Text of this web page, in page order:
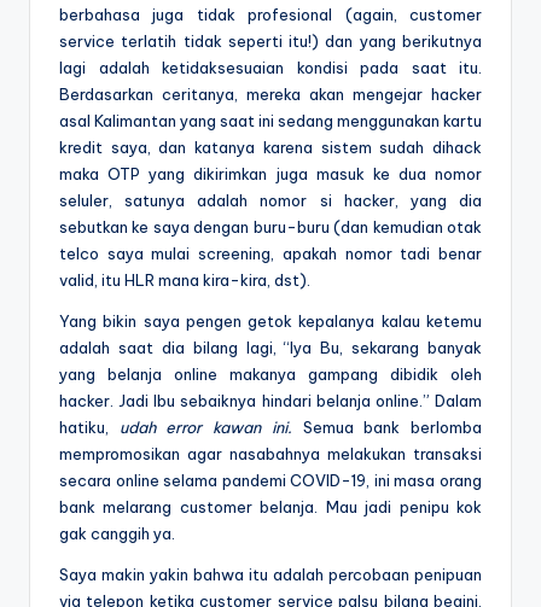
berbahasa juga tidak profesional (again, customer
service terlatih tidak seperti itu!) dan yang berikutnya
lagi adalah ketidaksesuaian kondisi pada saat itu.
Berdasarkan ceritanya, mereka akan mengejar hacker
asal Kalimantan yang saat ini sedang menggunakan kartu
kredit saya, dan katanya karena sistem sudah dihack
maka OTP yang dikirimkan juga masuk ke dua nomor
seluler, satunya adalah nomor si hacker, yang dia
sebutkan ke saya dengan buru-buru (dan kemudian otak
telco saya mulai screening, apakah nomor tadi benar
valid, itu HLR mana kira-kira, dst).
Yang bikin saya pengen getok kepalanya kalau ketemu
adalah saat dia bilang lagi, “Iya Bu, sekarang banyak
yang belanja online makanya gampang dibidik oleh
hacker. Jadi Ibu sebaiknya hindari belanja online.” Dalam
hatiku, udah error kawan ini. Semua bank berlomba
mempromosikan agar nasabahnya melakukan transaksi
secara online selama pandemi COVID-19, ini masa orang
bank melarang customer belanja. Mau jadi penipu kok
gak canggih ya.
Saya makin yakin bahwa itu adalah percobaan penipuan
via telepon ketika customer service palsu bilang begini,